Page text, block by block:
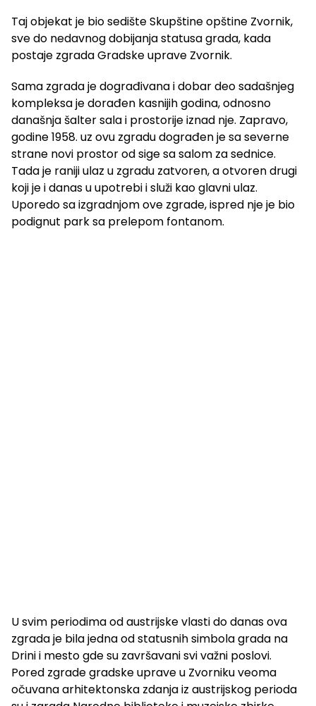
Taj objekat je bio sedište Skupštine opštine Zvornik,
sve do nedavnog dobijanja statusa grada, kada
postaje zgrada Gradske uprave Zvornik.
Sama zgrada je dograđivana i dobar deo sadašnjeg
kompleksa je dorađen kasnijih godina, odnosno
današnja šalter sala i prostorije iznad nje. Zapravo,
godine 1958. uz ovu zgradu dograđen je sa severne
strane novi prostor od sige sa salom za sednice.
Tada je raniji ulaz u zgradu zatvoren, a otvoren drugi
koji je i danas u upotrebi i služi kao glavni ulaz.
Uporedo sa izgradnjom ove zgrade, ispred nje je bio
podignut park sa prelepom fontanom.
U svim periodima od austrijske vlasti do danas ova
zgrada je bila jedna od statusnih simbola grada na
Drini i mesto gde su završavani svi važni poslovi.
Pored zgrade gradske uprave u Zvorniku veoma
očuvana arhitektonska zdanja iz austrijskog perioda